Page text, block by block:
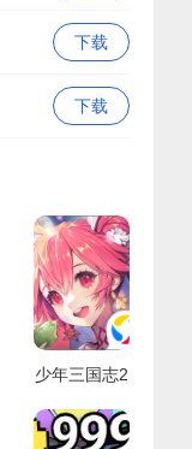
下载
下载
少年三国志2